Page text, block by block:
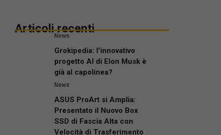
Articoli recenti
News
Grokipedia: l’innovativo
progetto AI di Elon Musk è
già al capolinea?
News
ASUS ProArt si Amplia:
Presentato il Nuovo Box
SSD di Fascia Alta con
Velocità di Trasferimento